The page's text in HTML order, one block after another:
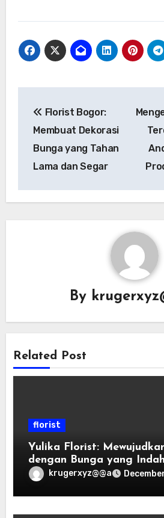
navigation
Florist Bogor:
Membuat Dekorasi
Bunga yang Tahan
Lama dan Segar
By
Related Post
florist
Yulika Florist:
dengan Bunga yang Indah
krugerxyz@@a